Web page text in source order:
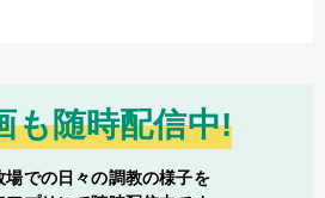
も随時配信中!
場での日々の調教の様子を